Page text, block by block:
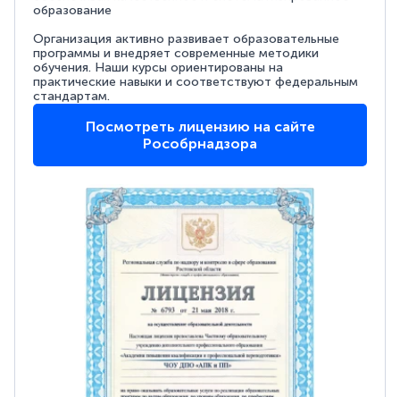
образование
Организация активно развивает образовательные
программы и внедряет современные методики
обучения. Наши курсы ориентированы на
практические навыки и соответствуют федеральным
стандартам.
Посмотреть лицензию на сайте
Рособрнадзора